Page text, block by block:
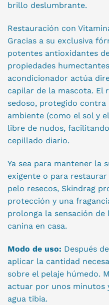
brillo deslumbrante.
Restauración con
Gracias a su exclusiva
potentes antioxidantes
propiedades
acondicionador actúa
capilar de la mascota. El
sedoso, protegido contra
ambiente (como el sol y
libre de nudos,
cepillado diario.
Ya sea para mantener la
exigente o para
pelo resecos, Skindrag
protección y una
prolonga la sensación
canina en casa.
Modo de uso: Después
aplicar la cantidad
sobre el pelaje húmedo.
actuar por unos minutos
agua tibia.